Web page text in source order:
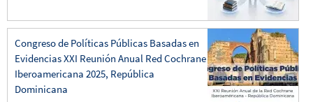
Congreso de Políticas Públicas Basadas en
Evidencias XXI Reunión Anual Red Cochrane
Iberoamericana 2025, República
Dominicana